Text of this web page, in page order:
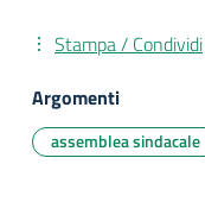
Stampa / Condividi
Argomenti
assemblea sindacale